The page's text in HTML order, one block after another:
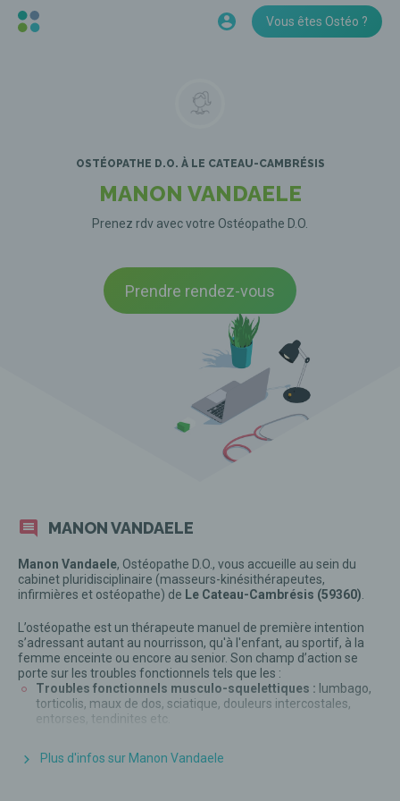
Vous êtes Ostéo ?
OSTÉOPATHE D.O. À LE CATEAU-CAMBRÉSIS
MANON VANDAELE
Prenez rdv avec votre Ostéopathe D.O.
Prendre rendez-vous
MANON VANDAELE
Manon Vandaele, Ostéopathe D.O., vous accueille au sein du
cabinet pluridisciplinaire (masseurs-kinésithérapeutes,
infirmières et ostéopathe) de Le Cateau-Cambrésis (59360)
L’ostéopathe est un thérapeute manuel de première intention
s’adressant autant au nourrisson, qu'à l'enfant, au sportif, à la
femme enceinte ou encore au senior. Son champ d’action se
porte sur les troubles fonctionnels tels que les :
Troubles fonctionnels musculo-squelettiques : lumbago,
torticolis, maux de dos, sciatique, douleurs intercostales,
entorses, tendinites etc.
(constipations et diarrhées), reflux et brûlures gastriques
Plus d'infos sur Manon Vandaele